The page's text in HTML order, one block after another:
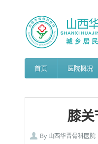
首页 医院概况
膝关
By 山西华晋骨科医院